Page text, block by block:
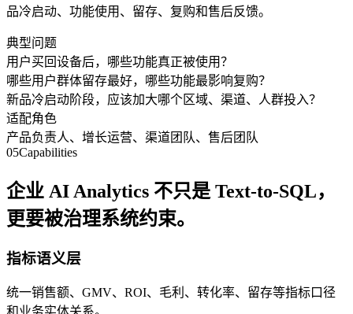
品冷启动、功能使用、留存、复购和售后反馈。
典型问题
用户买回设备后，哪些功能真正被使用？
哪些用户群体留存最好，哪些功能最影响复购？
新品冷启动阶段，应该加大哪个区域、渠道、人群投入？
适配角色
产品负责人、增长运营、渠道团队、售后团队
05Capabilities
企业 AI Analytics 不只是 Text-to-SQL，
更要被治理系统约束。
指标语义层
统一销售额、GMV、ROI、毛利、转化率、留存等指标口径